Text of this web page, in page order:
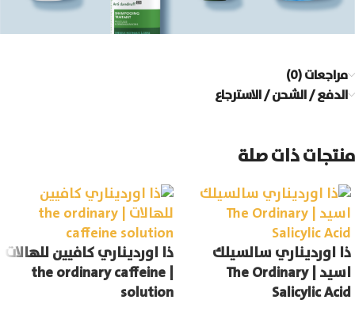
مراجعات (0)
الدفع / الشحن / الاسترجاع
منتجات ذات صلة
ذا اورديناري سالسيلك
اسيد | The Ordinary
Salicylic Acid
ذا اورديناري كافيين للهالات
| the ordinary caffeine
solution